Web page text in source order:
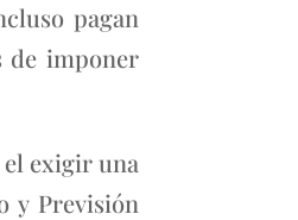
pagan
de imponer
el exigir una
y Previsión